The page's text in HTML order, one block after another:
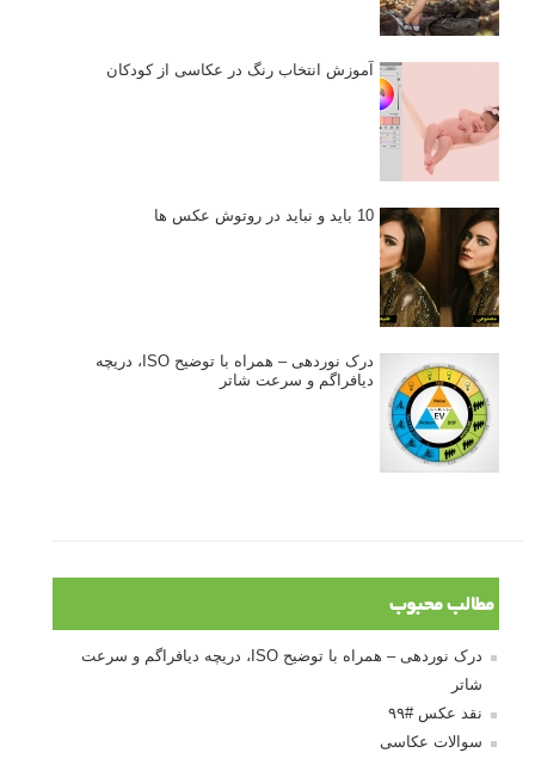
آموزش انتخاب رنگ در عکاسی از کودکان
10 باید و نباید در روتوش عکس ها
درک نوردهی – همراه با توضیح ISO، دریچه
دیافراگم و سرعت شاتر
مطالب محبوب
درک نوردهی – همراه با توضیح ISO، دریچه دیافراگم و سرعت
شاتر
نقد عکس #۹۹
سوالات عکاسی